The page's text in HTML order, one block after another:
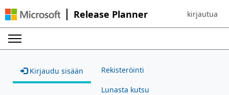
Release Planner Sign in to
kirjautua
Kirjaudu sisään Rekisteröinti
Lunasta kutsu